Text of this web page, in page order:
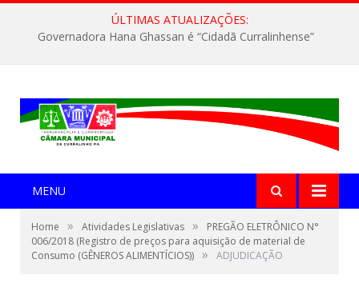
ÚLTIMAS ATUALIZAÇÕES:
Governadora Hana Ghassan é “Cidadã Curralinhense”
MENU
Home » Atividades Legislativas »
PREGÃO ELETRÔNICO N°
006/2018 (Registro de preços para aquisição de material de
Consumo (GÊNEROS ALIMENTÍCIOS)) » ADJUDICAÇÃO